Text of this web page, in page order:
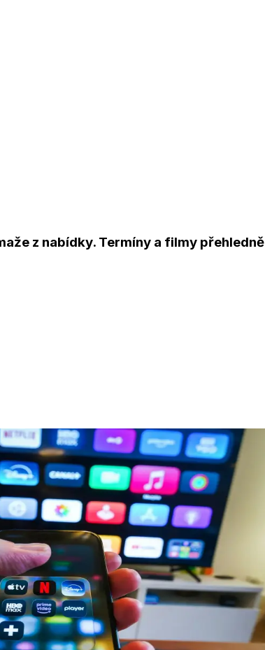
z nabídky. Termíny a filmy přehledně